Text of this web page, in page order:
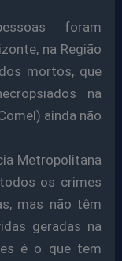
foram
na Região
mortos, que
na
ainda não
Metropolitana
os crimes
mas não têm
geradas na
é o que tem